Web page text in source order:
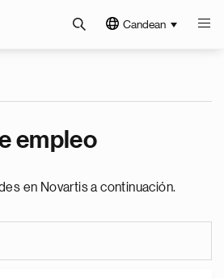
Candean
empleo
en Novartis a continuación.